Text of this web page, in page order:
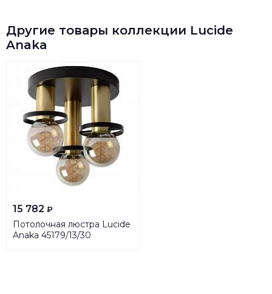
Другие товары коллекции Lucide
Anaka
15 782 ₽
Потолочная люстра Lucide
Anaka 45179/13/30